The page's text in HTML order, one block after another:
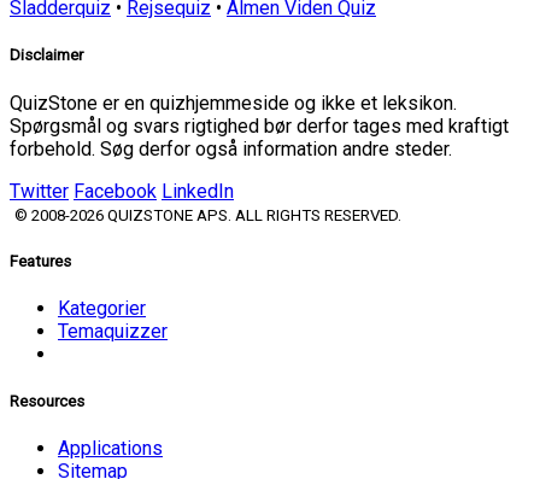
Sladderquiz • Rejsequiz • Almen Viden Quiz
Disclaimer
QuizStone er en quizhjemmeside og ikke et leksikon.
Spørgsmål og svars rigtighed bør derfor tages med kraftigt
forbehold. Søg derfor også information andre steder.
Twitter Facebook LinkedIn
© 2008-2026 QUIZSTONE APS. ALL RIGHTS RESERVED.
Features
Kategorier
Temaquizzer
Resources
Applications
Sitemap